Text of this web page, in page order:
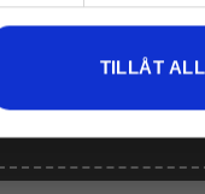
TILLÅT